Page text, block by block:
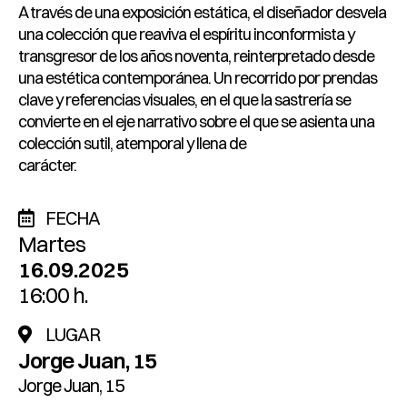
FECHA
Martes
16.09.2025
16:00 h.
LUGAR
Jorge Juan, 15
Jorge Juan, 15
A través de una exposición estática, el diseñador desvela
una colección que reaviva el espíritu inconformista y
transgresor de los años noventa, reinterpretado desde
una estética contemporánea. Un recorrido por prendas
clave y referencias visuales, en el que la sastrería se
convierte en el eje narrativo sobre el que se asienta una
colección sutil, atemporal y llena de
carácter.